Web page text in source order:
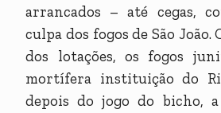
arrancados – até cegas,
culpa dos fogos de São João.
dos lotações, os fogos
mortífera instituição do
depois do jogo do bicho,